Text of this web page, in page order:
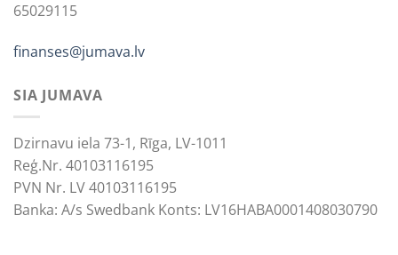
65029115
finanses@jumava.lv
SIA JUMAVA
Dzirnavu iela 73-1, Rīga, LV-1011
Reģ.Nr. 40103116195
PVN Nr. LV 40103116195
Banka: A/s Swedbank Konts: LV16HABA0001408030790